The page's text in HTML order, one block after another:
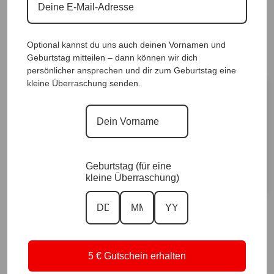
69,90€
Sofort für dich verfügbar ✨
Versand in 1–3 Arbeitstagen
Größe
In den Warenkorb
e
n
↩️ Kostenlose 14 Tage Rückgabe
🚚 Versand & Lieferung
⭐ Von Kund:innen bewertet
Optional kannst du uns auch deinen Vornamen und
Geburtstag mitteilen – dann können wir dich
persönlicher ansprechen und dir zum Geburtstag eine
kleine Überraschung senden.
Geburtstag (für eine
kleine Überraschung)
5 € Gutschein erhalten